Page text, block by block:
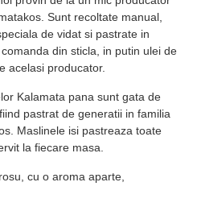
Sunt recoltate manual,
de vidat si pastrate in
din sticla, in putin ulei de
acelasi producator.
Kalamata pana sunt gata de
pastrat de generatii in familia
Maslinele isi pastreaza toate
la fiecare masa.
cu o aroma aparte,